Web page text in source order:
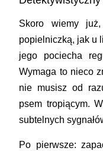
Skoro wiemy
popielniczką, jak u
jego pociecha
Wymaga to nieco
nie musisz od
psem tropiącym.
subtelnych
Po pierwsze: